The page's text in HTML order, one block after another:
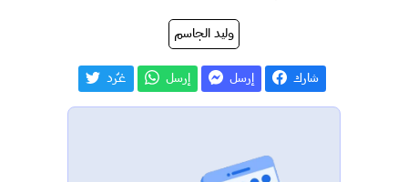
وليد الجاسم
شارك إرسل إرسل غـّرد